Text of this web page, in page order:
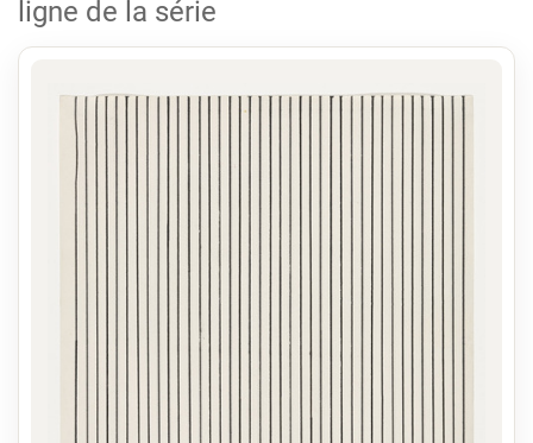
ligne de la série